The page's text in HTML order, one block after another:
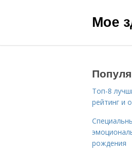
Мое
Топ-8
рейтинг и
рождения